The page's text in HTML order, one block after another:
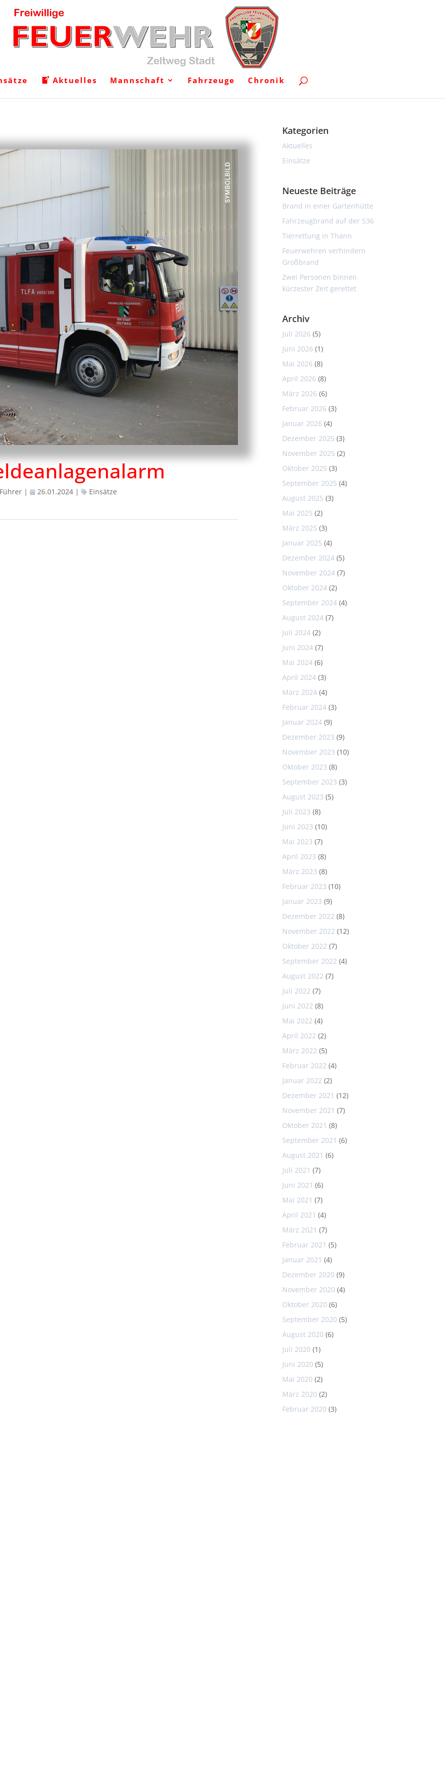
Aktuelles Mannschaft Fahrzeuge Chronik
| 26.01.2024 | Einsätze
Kategorien
Aktuelles
Einsätze
Neueste Beiträge
Brand in einer Gartenhütte
Fahrzeugbrand auf der S36
Tierrettung in Thann
Feuerwehren verhindern
Großbrand
Zwei Personen binnen
kürzester Zeit gerettet
Archiv
Juli 2026 (5)
Juni 2026 (1)
Mai 2026 (8)
April 2026 (8)
März 2026 (6)
Februar 2026 (3)
Januar 2026 (4)
Dezember 2025 (3)
November 2025 (2)
Oktober 2025 (3)
September 2025 (4)
August 2025 (3)
Mai 2025 (2)
März 2025 (3)
Januar 2025 (4)
Dezember 2024 (5)
November 2024 (7)
Oktober 2024 (2)
September 2024 (4)
August 2024 (7)
Juli 2024 (2)
Juni 2024 (7)
Mai 2024 (6)
April 2024 (3)
März 2024 (4)
Februar 2024 (3)
Januar 2024 (9)
Dezember 2023 (9)
November 2023 (10)
Oktober 2023 (8)
September 2023 (3)
August 2023 (5)
Juli 2023 (8)
Juni 2023 (10)
Mai 2023 (7)
April 2023 (8)
März 2023 (8)
Februar 2023 (10)
Januar 2023 (9)
Dezember 2022 (8)
November 2022 (12)
Oktober 2022 (7)
September 2022 (4)
August 2022 (7)
Juli 2022 (7)
Juni 2022 (8)
Mai 2022 (4)
April 2022 (2)
März 2022 (5)
Februar 2022 (4)
Januar 2022 (2)
Dezember 2021 (12)
November 2021 (7)
Oktober 2021 (8)
September 2021 (6)
August 2021 (6)
Juli 2021 (7)
Juni 2021 (6)
Mai 2021 (7)
April 2021 (4)
März 2021 (7)
Februar 2021 (5)
Januar 2021 (4)
Dezember 2020 (9)
November 2020 (4)
Oktober 2020 (6)
September 2020 (5)
August 2020 (6)
Juli 2020 (1)
Juni 2020 (5)
Mai 2020 (2)
März 2020 (2)
Februar 2020 (3)